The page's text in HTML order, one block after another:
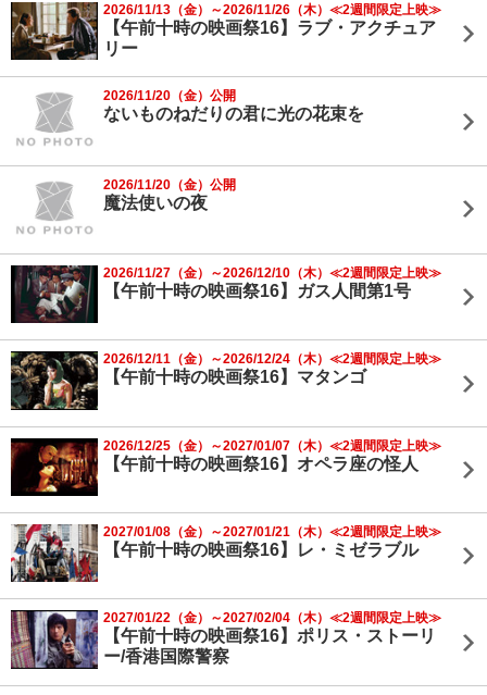
2026/11/13（金）～2026/11/26（木）≪2週間限定上映≫
【午前十時の映画祭16】ラブ・アクチュア
リー
2026/11/20（金）公開
ないものねだりの君に光の花束を
2026/11/20（金）公開
魔法使いの夜
2026/11/27（金）～2026/12/10（木）≪2週間限定上映≫
【午前十時の映画祭16】ガス人間第1号
2026/12/11（金）～2026/12/24（木）≪2週間限定上映≫
【午前十時の映画祭16】マタンゴ
2026/12/25（金）～2027/01/07（木）≪2週間限定上映≫
【午前十時の映画祭16】オペラ座の怪人
2027/01/08（金）～2027/01/21（木）≪2週間限定上映≫
【午前十時の映画祭16】レ・ミゼラブル
2027/01/22（金）～2027/02/04（木）≪2週間限定上映≫
【午前十時の映画祭16】ポリス・ストーリ
ー/香港国際警察